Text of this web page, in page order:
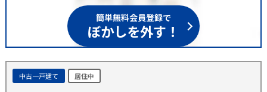
簡単無料会員登録で
ぼかしを外す！
中古一戸建て 居住中